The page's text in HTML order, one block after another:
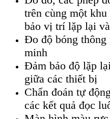
trên cùng một
bảo vị trí lặp lại
Đo độ bóng
minh
Đảm bảo độ lặp
giữa các thiết bị
Chẩn đoán tự
các kết quả đọc